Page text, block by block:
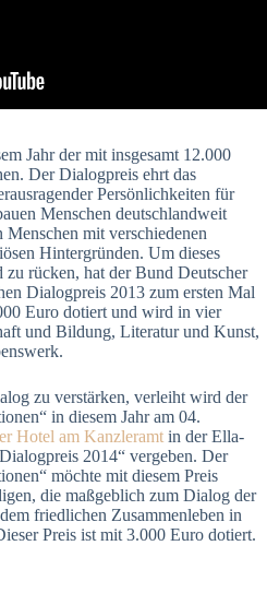
Jahr der mit insgesamt 12.000
Der Dialogpreis ehrt das
Persönlichkeiten für
Menschen deutschlandweit
mit verschiedenen
Hintergründen. Um dieses
rücken, hat der Bund Deutscher
Dialogpreis 2013 zum ersten Mal
Euro dotiert und wird in vier
und Bildung, Literatur und Kunst,
zu verstärken, verleiht wird der
in diesem Jahr am 04.
Hotel am Kanzleramt in der Ella-
2014“ vergeben. Der
möchte mit diesem Preis
die maßgeblich zum Dialog der
friedlichen Zusammenleben in
Preis ist mit 3.000 Euro dotiert.